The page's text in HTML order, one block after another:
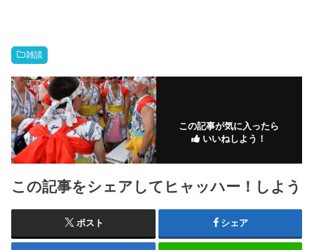
雑談
この記事が気に入ったら
いいねしよう！
この記事をシェアしてヒャッハー！しよう
ポスト シェア